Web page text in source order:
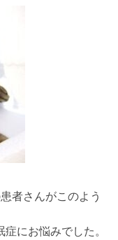
者さんがこのよう
にお悩みでした。